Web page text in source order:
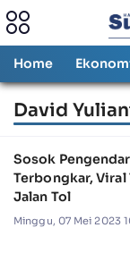
Home
David
Sosok
Terbongkar,
Jalan Tol
Minggu, 07 Mei 2023